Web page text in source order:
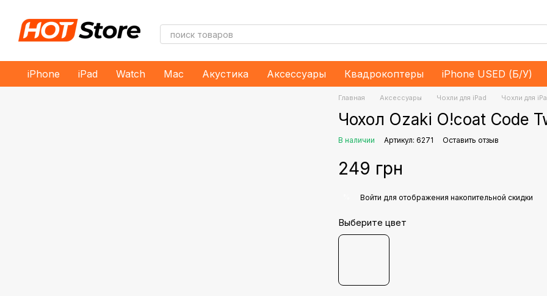
iPhone iPad Watch Mac Акустика Аксессуары Квадрокоптеры iPhone USED (Б/У)
Главная Аксессуары Чохли для iPad Чохли для
Чохол Ozaki O!coat Code
В наличии Артикул: 6271 Оставить отзыв
249 грн
Войти для отображения накопительной скидки
Выберите цвет